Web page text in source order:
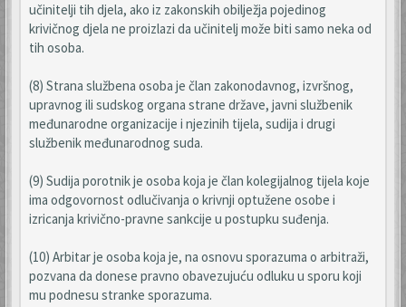
učinitelji tih djela, ako iz zakonskih obilježja pojedinog
krivičnog djela ne proizlazi da učinitelj može biti samo neka od
tih osoba.
(8) Strana službena osoba je član zakonodavnog, izvršnog,
upravnog ili sudskog organa strane države, javni službenik
međunarodne organizacije i njezinih tijela, sudija i drugi
službenik međunarodnog suda.
(9) Sudija porotnik je osoba koja je član kolegijalnog tijela koje
ima odgovornost odlučivanja o krivnji optužene osobe i
izricanja krivično-pravne sankcije u postupku suđenja.
(10) Arbitar je osoba koja je, na osnovu sporazuma o arbitraži,
pozvana da donese pravno obavezujuću odluku u sporu koji
mu podnesu stranke sporazuma.